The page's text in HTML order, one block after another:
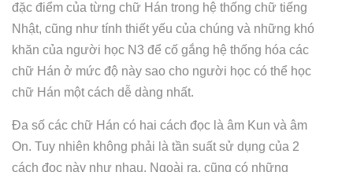
đặc điểm của từng chữ Hán trong hệ thống chữ tiếng
Nhật, cũng như tính thiết yếu của chúng và những khó
khăn của người học N3 để cố gắng hệ thống hóa các
chữ Hán ở mức độ này sao cho người học có thể học
chữ Hán một cách dễ dàng nhất.
Đa số các chữ Hán có hai cách đọc là âm Kun và âm
On. Tuy nhiên không phải là tần suất sử dụng của 2
cách đọc này như nhau. Ngoài ra, cũng có những